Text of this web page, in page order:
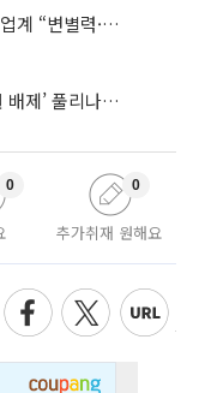
수능 절대평가·서논술형 공론화⋯입시업계 “변별력·사교육 대책 먼저”
시자격 다시 열렸다
0
추가취재 원해요
0